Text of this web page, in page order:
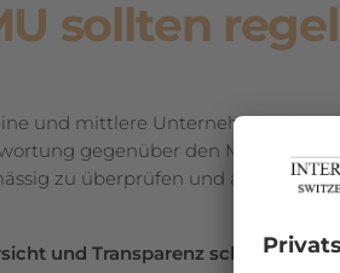
sollten
und mittlere Unternehmen
gegenüber den
zu überprüfen und aktiv zu
und Transparenz schaffen